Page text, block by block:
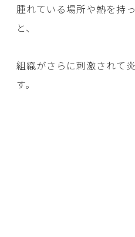
腫れている場所や熱を持
と、
組織がさらに刺激されて
す。